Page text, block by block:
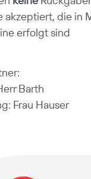
akzeptiert, die in
erfolgt sind
Barth
Frau Hauser